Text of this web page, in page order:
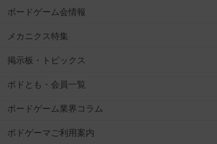
ボードゲーム会情報
メカニクス特集
掲示板・トピックス
ボドとも・会員一覧
ボードゲーム業界コラム
ボドゲーマご利用案内